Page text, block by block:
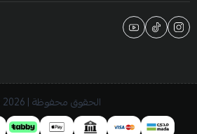
الحقوق محفوظة | 2026